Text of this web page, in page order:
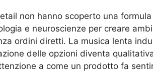
non hanno scoperto una
e neuroscienze per creare
ordini diretti. La musica lenta
delle opzioni diventa
a come un prodotto fa